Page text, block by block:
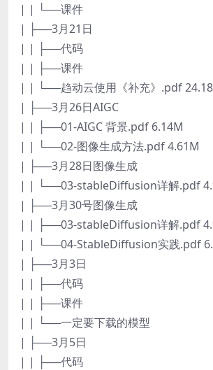
| | └──课件
| ├──3月21日
| | ├──代码
| | ├──课件
| | └──趋动云使用《补充》.pdf
| ├──3月26日AIGC
| | ├──01-AIGC 背景.pdf 6.14M
| | └──02-图像生成方法.pdf 4.61M
| ├──3月28日图像生成
| | └──03-stableDiffusion详解.pdf
| ├──3月30号图像生成
| | ├──03-stableDiffusion详解.pdf
| | └──04-StableDiffusion实践.pdf
| ├──3月3日
| | ├──代码
| | ├──课件
| | └──一定要下载的模型
| ├──3月5日
| | ├──代码